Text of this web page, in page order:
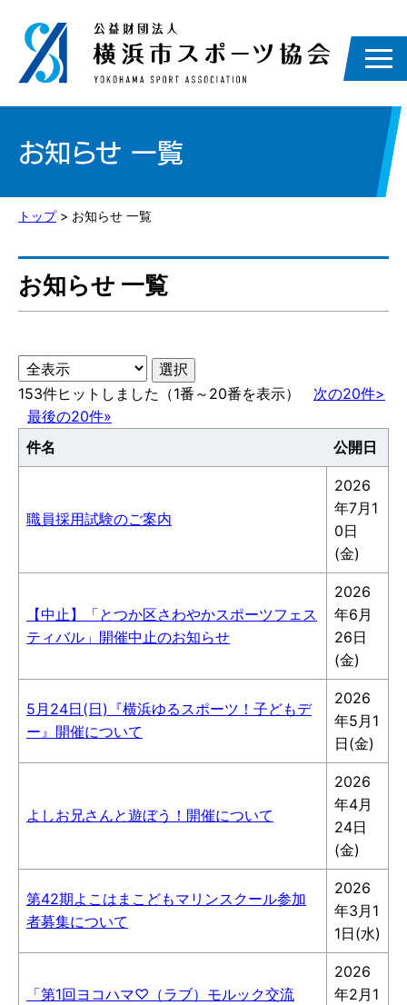
お知らせ 一覧
トップ> お知らせ 一覧
お知らせ 一覧
153件ヒットしました（1番～20番を表示）
次の20件>
最後の20件»
件名
公開日
職員採用試験のご案内
2026
年7月1
0日
(金)
【中止】「とつか区さわやかスポーツフェス
ティバル」開催中止のお知らせ
2026
年6月
26日
(金)
5月24日(日)『横浜ゆるスポーツ！子どもデ
ー』開催について
2026
年5月1
日(金)
よしお兄さんと遊ぼう！開催について
2026
年4月
24日
(金)
第42期よこはまこどもマリンスクール参加
者募集について
2026
年3月1
1日(水)
「第1回ヨコハマ♡（ラブ）モルック交流
2026
年2月1